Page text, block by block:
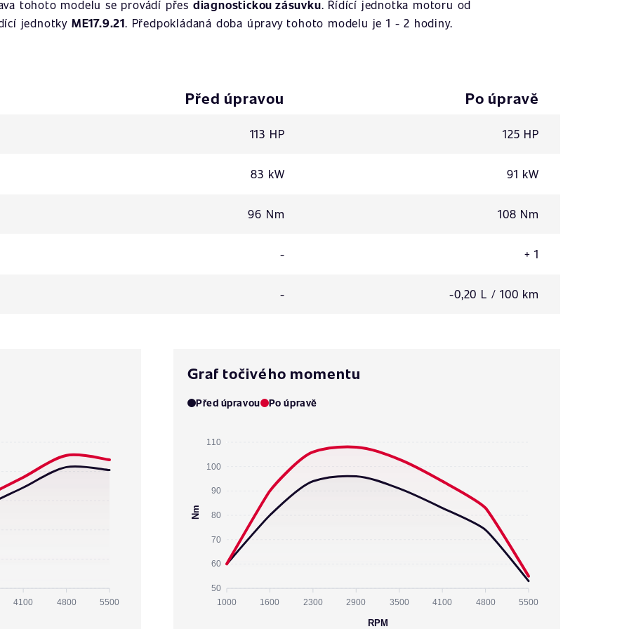
tohoto modelu se provádí přes diagnostickou zásuvku. Řídící jednotka motoru od
jednotky ME17.9.21. Předpokládaná doba úpravy tohoto modelu je 1 - 2 hodiny.
Před úpravou Po úpravě
113 HP 125 HP
83 kW 91 kW
96 Nm 108 Nm
- + 1
- -0,20 L / 100 km
4100 4800 5500
Graf točivého momentu
Před úpravou Po úpravě
110
100
90
80
70
60
50
Nm
1000 1600 2300 2900 3500 4100 4800 5500
RPM